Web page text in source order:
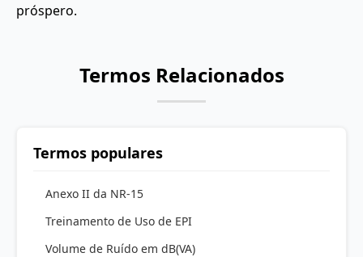
próspero.
Termos Relacionados
Termos populares
Anexo II da NR-15
Treinamento de Uso de EPI
Volume de Ruído em dB(VA)